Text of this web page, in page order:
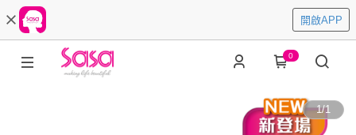
開啟APP
0
1/1